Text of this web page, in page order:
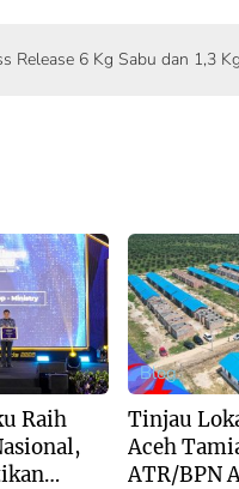
Release 6 Kg Sabu dan 1,3
Raih
Blog
Tinjau
Aceh
ATR/BPN